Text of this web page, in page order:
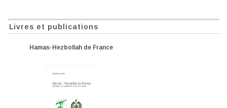
Livres et publications
Hamas-Hezbollah de France